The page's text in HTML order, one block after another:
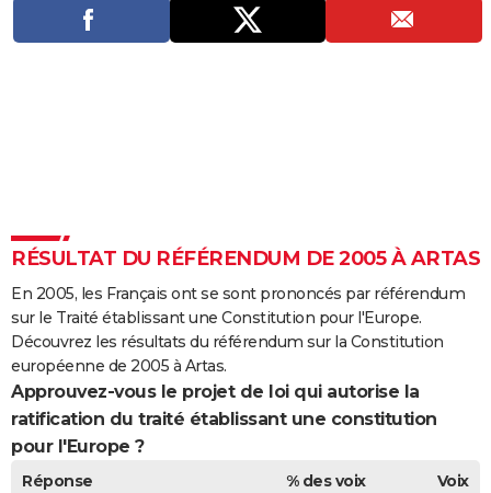
Destinations
Voyage nature
Voyage de noces
Dictionnaire
Biographies
Citations
Expressions
Proverbes
PROGRAMME TV
COPAINS D'AVANT
S'inscrire
Se connecter
Lycées
Collèges
Primaires
Universités
Entreprises
Service militaire
Avis de recherche
AVIS DE DÉCÈS
FORUM
Bricolage
Lifestyle
Culture
Sport
Auto
Television
Voyage
Cinema
RÉSULTAT DU RÉFÉRENDUM DE 2005 À ARTAS
En 2005, les Français ont se sont prononcés par référendum
sur le Traité établissant une Constitution pour l'Europe.
Découvrez les résultats du référendum sur la Constitution
européenne de 2005 à Artas.
Approuvez-vous le projet de loi qui autorise la
ratification du traité établissant une constitution
pour l'Europe ?
Réponse % des voix
Voix